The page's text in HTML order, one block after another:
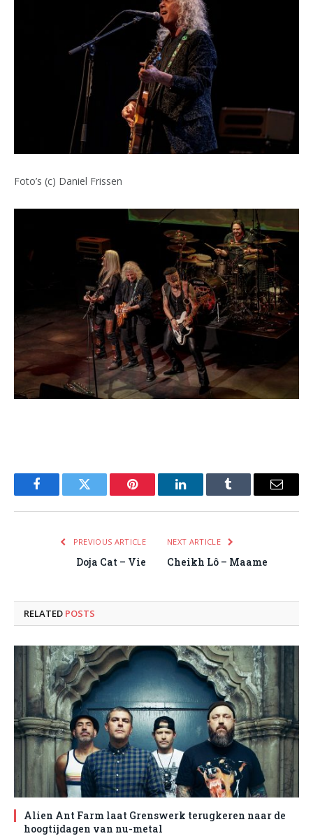
Foto’s (c) Daniel Frissen
FacebookTwitter Pinterest LinkedInTumblr Email
PREVIOUS ARTICLE
Doja Cat – Vie
NEXT ARTICLE
Cheikh Lô – Maame
RELATED POSTS
Alien Ant Farm laat Grenswerk terugkeren naar de
hoogtijdagen van nu-metal